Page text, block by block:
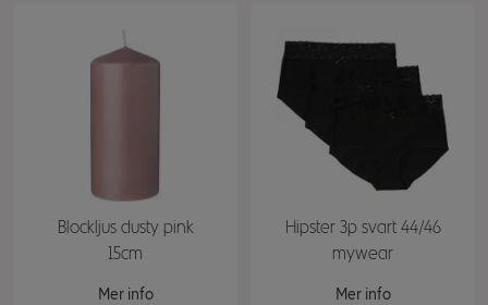
Blockljus dusty pink
15cm
Mer info
Hipster 3p svart 44/46
mywear
Mer info